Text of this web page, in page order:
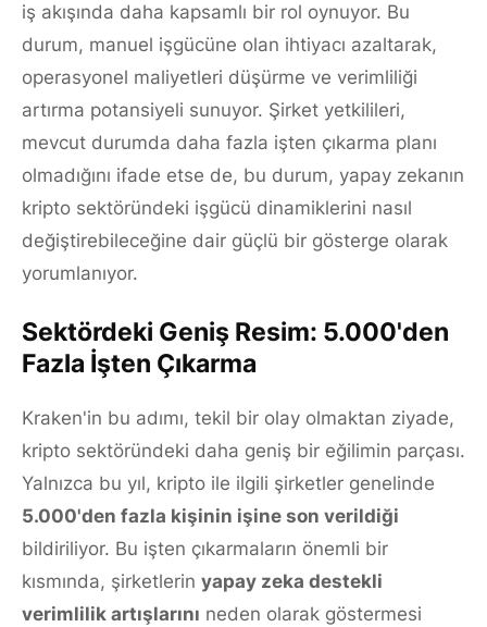
iş akışında daha kapsamlı bir rol oynuyor. Bu
durum, manuel işgücüne olan ihtiyacı azaltarak,
operasyonel maliyetleri düşürme ve verimliliği
artırma potansiyeli sunuyor. Şirket yetkilileri,
mevcut durumda daha fazla işten çıkarma planı
olmadığını ifade etse de, bu durum, yapay zekanın
kripto sektöründeki işgücü dinamiklerini nasıl
değiştirebileceğine dair güçlü bir gösterge olarak
yorumlanıyor.
Sektördeki Geniş Resim: 5.000'den
Fazla İşten Çıkarma
Kraken'in bu adımı, tekil bir olay olmaktan ziyade,
kripto sektöründeki daha geniş bir eğilimin parçası.
Yalnızca bu yıl, kripto ile ilgili şirketler genelinde
5.000'den fazla kişinin işine son verildiği
bildiriliyor. Bu işten çıkarmaların önemli bir
kısmında, şirketlerin yapay zeka destekli
verimlilik artışlarını neden olarak göstermesi